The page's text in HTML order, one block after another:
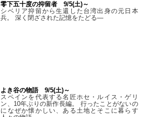
零下五十度の抑留者 9/5(土)～
シベリア抑留から生還した台湾出身の元日本
兵。 深く閉ざされた記憶をたどる—
よき谷の物語 9/5(土)～
スペインを代表する名匠ホセ・ルイス・ゲリ
ン、10年ぶりの新作長編。 行ったことがないの
になぜか懐かしい、ある土地とそこに暮らす